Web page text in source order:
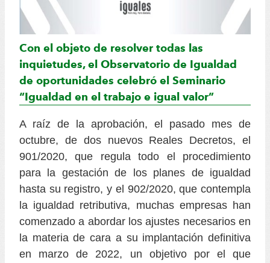
Con el objeto de resolver todas las
inquietudes, el Observatorio de Igualdad
de oportunidades celebró el Seminario
“Igualdad en el trabajo e igual valor”
A raíz de la aprobación, el pasado mes de
octubre, de dos nuevos Reales Decretos, el
901/2020, que regula todo el procedimiento
para la gestación de los planes de igualdad
hasta su registro, y el 902/2020, que contempla
la igualdad retributiva, muchas empresas han
comenzado a abordar los ajustes necesarios en
la materia de cara a su implantación definitiva
en marzo de 2022, un objetivo por el que